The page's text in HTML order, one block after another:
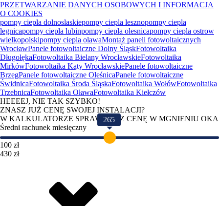
PRZETWARZANIE DANYCH OSOBOWYCH I INFORMACJA
O COOKIES
pompy ciepla dolnoslaskiepompy ciepla lesznopompy ciepla
legnicapompy ciepla lubinpompy ciepla olesnicapompy ciepla ostrow
wielkopolskipompy ciepla olawaMontaż paneli fotowoltaicznych
WrocławPanele fotowoltaiczne Dolny ŚląskFotowoltaika
DługołękaFotowoltaika Bielany WrocławskieFotowoltaika
MirkówFotowoltaika Kąty WrocławskiePanele fotowoltaiczne
BrzegPanele fotowoltaiczne OleśnicaPanele fotowoltaiczne
ŚwidnicaFotowoltaika Środa ŚląskaFotowoltaika WołówFotowoltaika
TrzebnicaFotowoltaika OławaFotowoltaika Kiełczów
HEEEEJ, NIE TAK SZYBKO!
ZNASZ JUŻ CENĘ SWOJEJ INSTALACJI?
W KALKULATORZE SPRAWDZISZ CENĘ W MGNIENIU OKA
Średni rachunek miesięczny
265
100 zł
430 zł